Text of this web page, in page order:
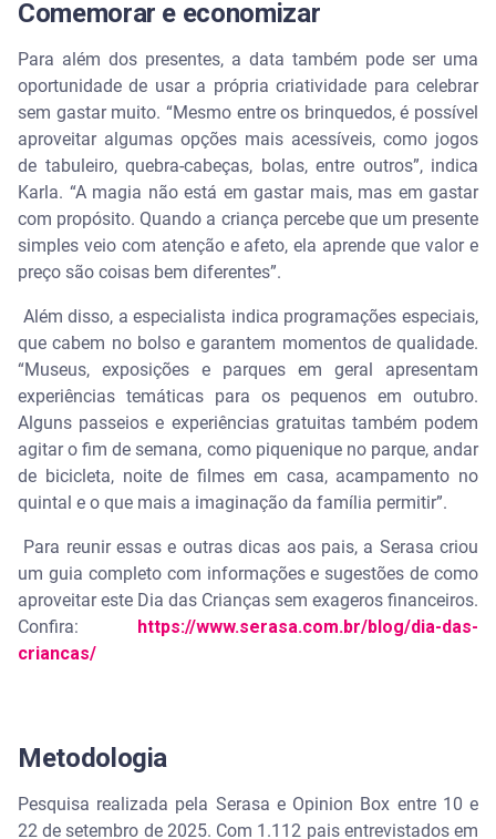
Comemorar e economizar
Para além dos presentes, a data também pode ser uma
oportunidade de usar a própria criatividade para celebrar
sem gastar muito. “Mesmo entre os brinquedos, é possível
aproveitar algumas opções mais acessíveis, como jogos
de tabuleiro, quebra-cabeças, bolas, entre outros”, indica
Karla. “A magia não está em gastar mais, mas em gastar
com propósito. Quando a criança percebe que um presente
simples veio com atenção e afeto, ela aprende que valor e
preço são coisas bem diferentes”.
Além disso, a especialista indica programações especiais,
que cabem no bolso e garantem momentos de qualidade.
“Museus, exposições e parques em geral apresentam
experiências temáticas para os pequenos em outubro.
Alguns passeios e experiências gratuitas também podem
agitar o fim de semana, como piquenique no parque, andar
de bicicleta, noite de filmes em casa, acampamento no
quintal e o que mais a imaginação da família permitir”.
Para reunir essas e outras dicas aos pais, a Serasa criou
um guia completo com informações e sugestões de como
aproveitar este Dia das Crianças sem exageros financeiros.
Confira: https://www.serasa.com.br/blog/dia-das-
criancas/
Metodologia
Pesquisa realizada pela Serasa e Opinion Box entre 10 e
22 de setembro de 2025. Com 1.112 pais entrevistados em